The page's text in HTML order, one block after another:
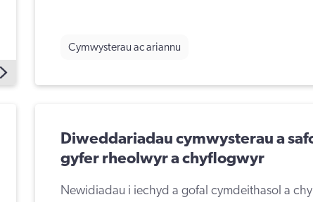
Cymwysterau ac ariannu
Diweddariadau cymwysterau a
gyfer rheolwyr a chyflogwyr
Newidiadau i iechyd a gofal cymdeithasol a